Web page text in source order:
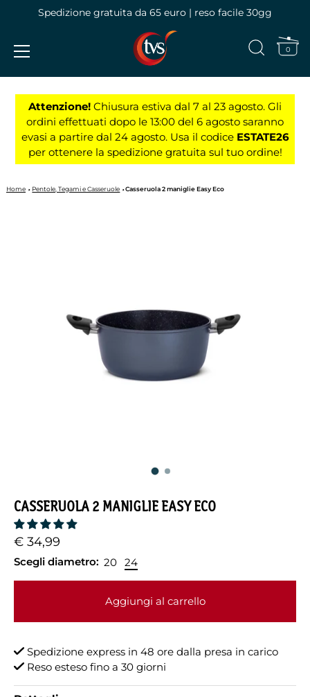
contenuto
Spedizione gratuita da 65 euro | reso facile 30gg
0
Attenzione! Chiusura estiva dal 7 al 23 agosto. Gli
ordini effettuati dopo le 13:00 del 6 agosto saranno
evasi a partire dal 24 agosto. Usa il codice ESTATE26
per ottenere la spedizione gratuita sul tuo ordine!
Home Pentole, Tegami e Casseruole Casseruola 2 maniglie Easy Eco
CASSERUOLA 2 MANIGLIE EASY ECO
€ 34,99
Scegli diametro: 20 24
Aggiungi al carrello
Spedizione express in 48 ore dalla presa in carico
Reso esteso fino a 30 giorni